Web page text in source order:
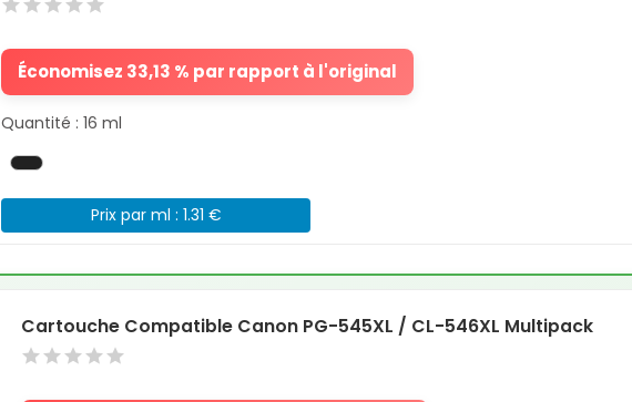
Économisez 33,13 % par rapport à l'original
Quantité : 16 ml
Prix par ml : 1.31 €
Cartouche Compatible Canon PG-545XL / CL-546XL Multipack